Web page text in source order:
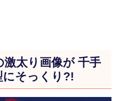
太り画像が 千手
にそっくり?!